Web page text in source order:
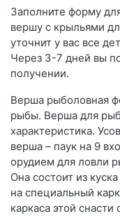
Заполните форму
вершу с крыльями
уточнит у вас все
Через 3-7 дней вы
получении.
Верша рыболовная
рыбы. Верша для
характеристика.
верша – паук на 9
орудием для ловли
Она состоит из
на специальный
каркаса этой